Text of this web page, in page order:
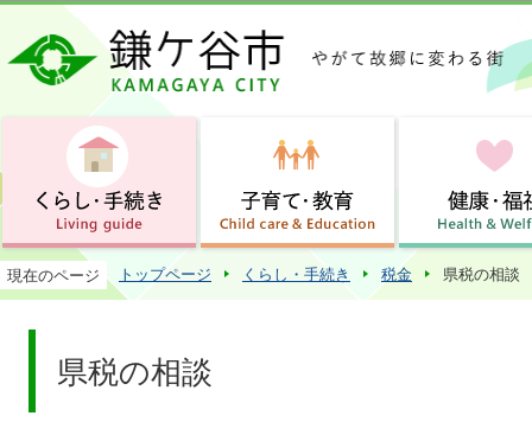
この
現在のページ トップページ くらし・手続き 税金 県税の相談
県税の相談